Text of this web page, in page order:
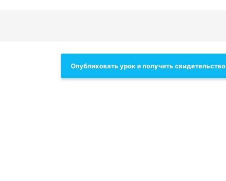
Опубликовать урок и получить свидетельство